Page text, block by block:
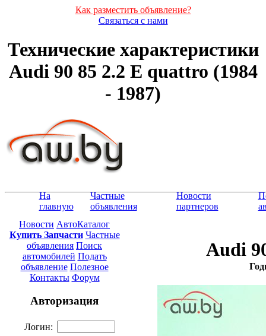
Как разместить объявление?
Связаться с нами
Технические характеристики
Audi 90 85 2.2 E quattro (1984
- 1987)
На
главную
Частные
объявления
Новости
партнеров
Новости АвтоКаталог
Купить Запчасти Частные
объявления Поиск
автомобилей Подать
объявление Полезное
Контакты Форум
Авторизация
Логин:
Audi